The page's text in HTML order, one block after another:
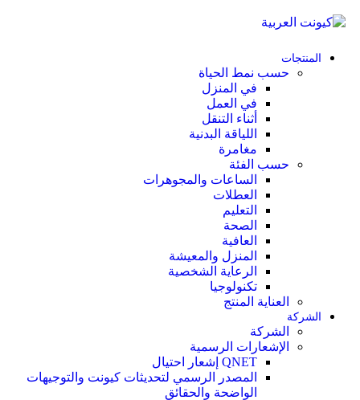
المنتجات
حسب نمط الحياة
في المنزل
في العمل
أثناء التنقل
اللياقة البدنية
مغامرة
حسب الفئة
الساعات والمجوهرات
العطلات
التعليم
الصحة
العافية
المنزل والمعيشة
الرعاية الشخصية
تكنولوجيا
العناية المنتج
الشركة
الشركة
الإشعارات الرسمية
QNET إشعار احتيال
المصدر الرسمي لتحديثات كيونت والتوجيهات
الواضحة والحقائق